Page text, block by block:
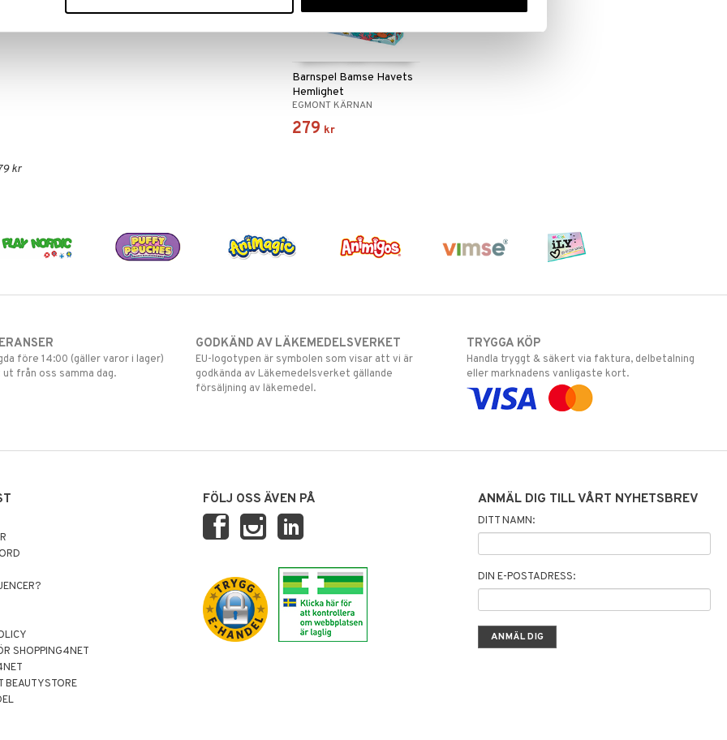
kr
Barnspel Bamse Havets
Hemlighet
EGMONT KÄRNAN
279 kr
före 14:00 (gäller varor i lager)
från oss samma dag.
GODKÄND AV LÄKEMEDELSVERKET
EU-logotypen är symbolen som visar att vi är
godkända av Läkemedelsverket gällande
försäljning av läkemedel.
TRYGGA KÖP
Handla tryggt & säkert via faktura, delbetalning
eller marknadens vanligaste kort.
SHOPPING4NET
BEAUTYSTORE
FÖLJ OSS ÄVEN PÅ ANMÄL DIG TILL VÅRT NYHETSBREV
DITT NAMN:
DIN E-POSTADRESS: